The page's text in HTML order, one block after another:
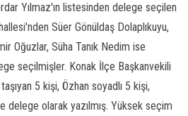
Yılmaz'ın listesinden delege seçilen
Süer Gönüldaş Dolaplıkuyu,
Oğuzlar, Süha Tanık Nedim ise
seçilmişler. Konak İlçe Başkanvekili
5 kişi, Özhan soyadlı 5 kişi,
delege olarak yazılmış. Yüksek seçim